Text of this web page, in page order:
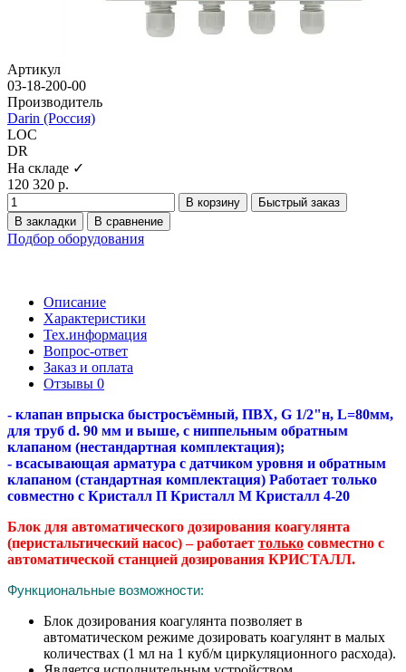
Артикул
03-18-200-00
Производитель
Darin (Россия)
LOC
DR
На складе ✓
120 320 р.
В корзину
Быстрый заказ
В закладки
В сравнение
Подбор оборудования
Описание
Характеристики
Тех.информация
Вопрос-ответ
Заказ и оплата
Отзывы 0
- клапан впрыска быстросъёмный, ПВХ, G 1/2"н, L=80мм,
для труб d. 90 мм и выше, с ниппельным обратным
клапаном (нестандартная комплектация);
- всасывающая арматура с датчиком уровня и обратным
клапаном (стандартная комплектация) Работает только
совместно с Кристалл П Кристалл М Кристалл 4-20
Блок для автоматического дозирования коагулянта
(перистальтический насос) – работает только совместно с
автоматической станцией дозирования КРИСТАЛЛ.
Функциональные возможности:
Блок дозирования коагулянта позволяет в
автоматическом режиме дозировать коагулянт в малых
количествах (1 мл на 1 куб/м циркуляционного расхода).